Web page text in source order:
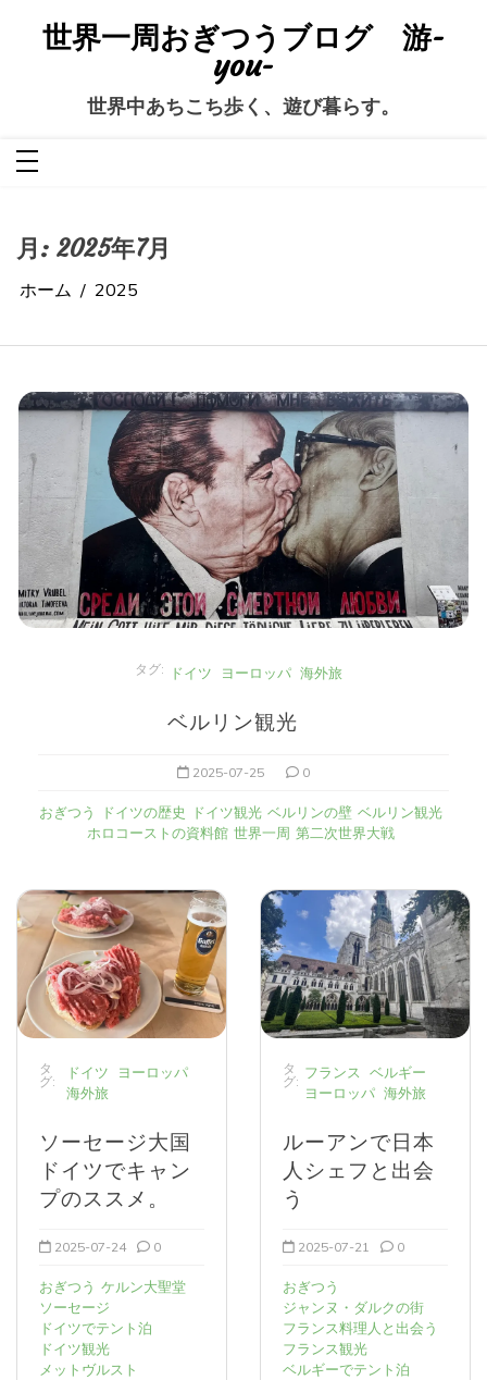
世界一周おぎつうブログ 游-
you-
世界中あちこち歩く、遊び暮らす。
月: 2025年7月
ホーム 2025
タグ: ドイツ ヨーロッパ 海外旅
ベルリン観光
2025-07-25 0
おぎつう ドイツの歴史 ドイツ観光 ベルリンの壁 ベルリン観光
ホロコーストの資料館 世界一周 第二次世界大戦
タ
グ:
ドイツ
ヨーロッパ
海外旅
ソーセージ大国
ドイツでキャン
プのススメ。
2025-07-24 0
おぎつう ケルン大聖堂
ソーセージ
ドイツでテント泊
ドイツ観光
メットヴルスト
タ
グ:
フランス
ベルギー
ヨーロッパ 海外旅
ルーアンで日本
人シェフと出会
う
2025-07-21 0
おぎつう
ジャンヌ・ダルクの街
フランス料理人と出会う
フランス観光
ベルギーでテント泊